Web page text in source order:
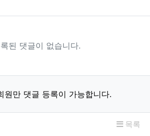
된 댓글이 없습니다.
원만 댓글 등록이 가능합니다.
목록